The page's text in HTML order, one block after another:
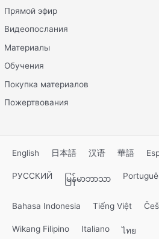
Прямой эфир
Видеопослания
Материалы
Обучения
Покупка материалов
Пожертвования
English 日本語 汉语 華語
РУССКИЙ မြန်မာဘာသာ
Bahasa Indonesia Tiếng Việt
Wikang Filipino Italiano ไทย